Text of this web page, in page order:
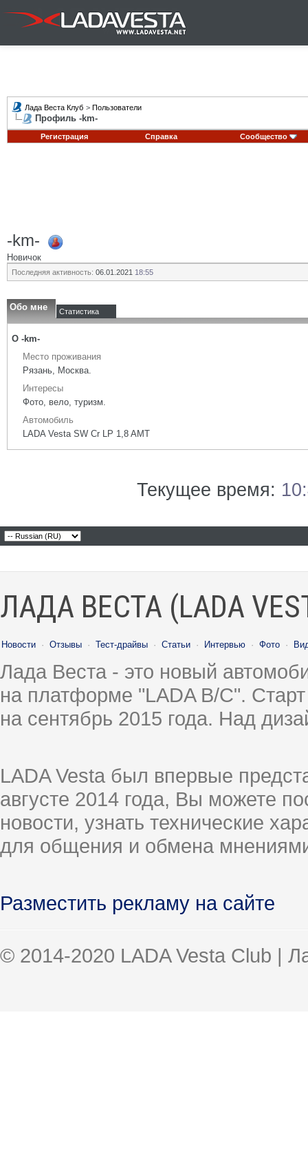
Лада Веста Клуб > Пользователи
Профиль -km-
Регистрация Справка Сообщество
-km-
Новичок
Последняя активность: 06.01.2021 18:55
Обо мне Статистика
О -km-
Место проживания
Рязань, Москва.
Интересы
Фото, вело, туризм.
Автомобиль
LADA Vesta SW Cr LP 1,8 AMT
Текущее время:
ЛАДА ВЕСТА (LADA
Новости · Отзывы · Тест-драйвы · Статьи · Интервью · Фото ·
Лада Веста - это новый
на платформе "LADA B/C".
на сентябрь 2015 года. Над
LADA Vesta был впервые
августе 2014 года, Вы можете
новости, узнать технические
для общения и обмена
Разместить рекламу на сайте
© 2014-2020 LADA Vesta Club |